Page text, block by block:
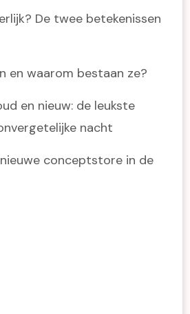
De twee betekenissen
en waarom bestaan ze?
en nieuw: de leukste
nacht
conceptstore in de